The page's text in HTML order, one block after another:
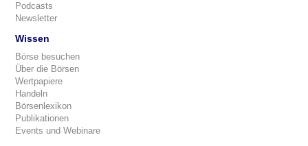
Podcasts
Newsletter
Wissen
Börse besuchen
Über die Börsen
Wertpapiere
Handeln
Börsenlexikon
Publikationen
Events und Webinare